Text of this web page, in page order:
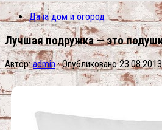
Дача дом и огород
Лучшая подружка — это
Автор:admin · Опубликовано23.08.2013